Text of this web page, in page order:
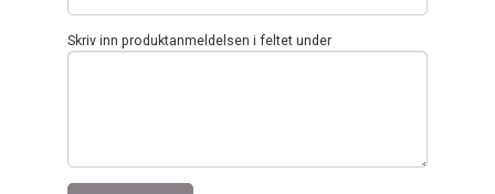
Skriv inn produktanmeldelsen i feltet under